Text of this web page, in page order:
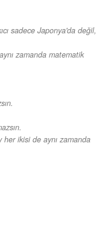
sadece Japonya'da değil,
zamanda matematik
her ikisi de aynı zamanda